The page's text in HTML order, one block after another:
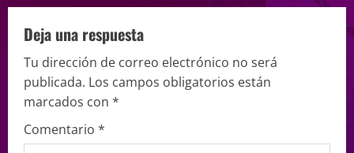
Deja una respuesta
Tu dirección de correo electrónico no será
publicada. Los campos obligatorios están
marcados con *
Comentario *